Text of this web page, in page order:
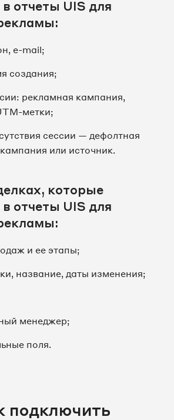
отчеты UIS для
e-mail;
создания;
рекламная кампания,
метки;
сессии — дефолтная
или источник.
которые
отчеты UIS для
и ее этапы;
название, даты изменения;
менеджер;
поля.
подключить